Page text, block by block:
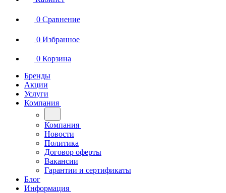
0 Сравнение
0 Избранное
0 Корзина
Бренды
Акции
Услуги
Компания
Компания
Новости
Политика
Договор оферты
Вакансии
Гарантии и сертификаты
Блог
Информация